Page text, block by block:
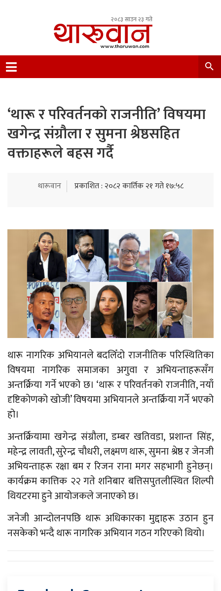
२०८३ साउन २३ गते
Nepal.
‘थारू र परिवर्तनको राजनीति’ विषयमा
खगेन्द्र संग्रौला र सुमना श्रेष्ठसहित
वक्ताहरूले बहस गर्दै
थारूवान प्रकाशित : २०८२ कार्तिक २१ गते १७:५८
थारू नागरिक अभियानले बदलिँदो राजनीतिक परिस्थितिका
विषयमा नागरिक समाजका अगुवा र अभियन्ताहरूसँग
अन्तर्क्रिया गर्ने भएको छ। ‘थारू र परिवर्तनको राजनीति, नयाँ
दृष्टिकोणको खोजी’ विषयमा अभियानले अन्तर्क्रिया गर्ने भएको
हो।
अन्तर्क्रियामा खगेन्द्र संग्रौला, डम्बर खतिवडा, प्रशान्त सिंह,
महेन्द्र लावती, सुरेन्द्र चौधरी, लक्ष्मण थारू, सुमना श्रेष्ठ र जेनजी
अभियन्ताहरू रक्षा बम र रिजन राना मगर सहभागी हुनेछन्।
कार्यक्रम कात्तिक २२ गते शनिबार बत्तिसपुतलीस्थित शिल्पी
थियटरमा हुने आयोजकले जनाएको छ।
जनेजी आन्दोलनपछि थारू अधिकारका मुद्दाहरू उठान हुन
नसकेको भन्दै थारू नागरिक अभियान गठन गरिएको थियो।